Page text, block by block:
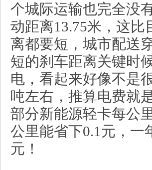
个城际运输也完全没
动距离13.75米，这
离都要短，城市配送
短的刹车距离关键时
电，看起来好像不是
吨左右，推算电费就
部分新能源轻卡每公
公里能省下0.1元，一
元！